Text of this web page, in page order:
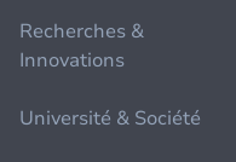
Recherches &
Innovations
Université & Société